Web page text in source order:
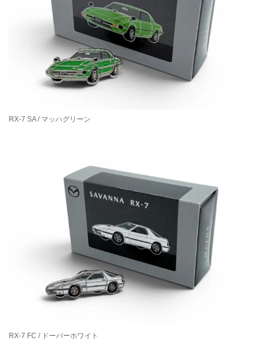
RX-7 SA / マッハグリーン
RX-7 FC / ドーバーホワイト